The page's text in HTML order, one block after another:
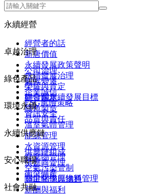
永續經營
經營者的話
新唐價值
永續發展政策聲明
永續發展治理
榮耀與肯定
聯合國永續發展目標
卓越治理
公司治理
氣候變遷
企業誠信
ESG風險策略
資訊安全
綠色產品
研發創新
綠色製造
品質與責任
環境永續
溫室氣體管理
能源管理
水資源管理
廢棄物管理
空氣污染管制
關鍵化學原物料管理
永續供應鏈
供應鏈組成
供應商管理
衝突礦產
安心職場
員工關係與溝通
薪酬與福利
社會共融